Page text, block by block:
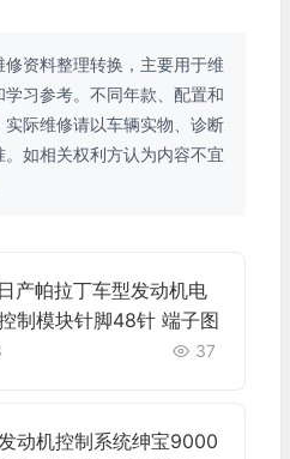
修资料整理转换，主要用于维
习参考。不同年款、配置和
际维修请以车辆实物、诊断
如相关权利方认为内容不宜
产帕拉丁车型发动机电
制模块针脚48针 端子图
37
动机控制系统绅宝9000